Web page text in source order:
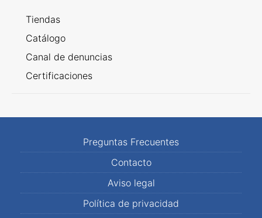
Tiendas
Catálogo
Canal de denuncias
Certificaciones
Preguntas Frecuentes
Contacto
Aviso legal
Política de privacidad